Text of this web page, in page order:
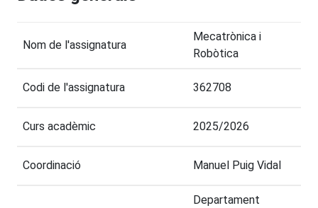
Nom de l'assignatura
Mecatrònica i
Robòtica
Codi de l'assignatura 362708
Curs acadèmic 2025/2026
Coordinació Manuel Puig Vidal
Departament